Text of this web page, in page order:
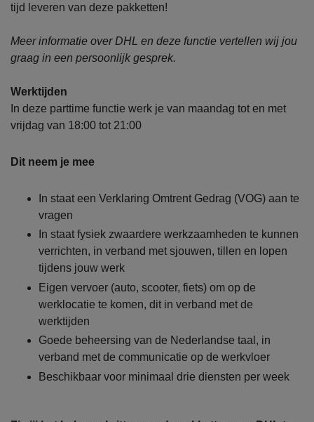
tijd leveren van deze pakketten!
Meer informatie over DHL en deze functie vertellen wij jou
graag in een persoonlijk gesprek.
Werktijden
In deze parttime functie werk je van maandag tot en met
vrijdag van 18:00 tot 21:00
Dit neem je mee
In staat een Verklaring Omtrent Gedrag (VOG) aan te
vragen
In staat fysiek zwaardere werkzaamheden te kunnen
verrichten, in verband met sjouwen, tillen en lopen
tijdens jouw werk
Eigen vervoer (auto, scooter, fiets) om op de
werklocatie te komen, dit in verband met de
werktijden
Goede beheersing van de Nederlandse taal, in
verband met de communicatie op de werkvloer
Beschikbaar voor minimaal drie diensten per week